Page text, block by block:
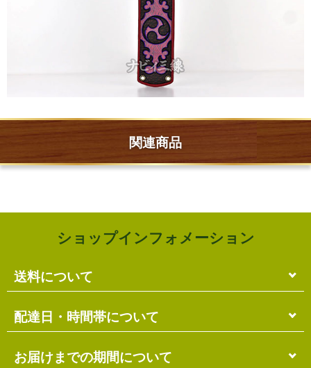
関連商品
ショップインフォメーション
送料について
単品のみの場合
各商品に記載の送料となります。
複数商品の場合
配達日・時間帯について
配達日・配達時間帯のご指定は出来ません。
お届けまでの期間について